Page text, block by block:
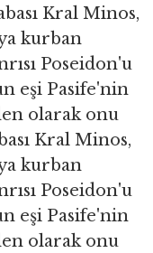
Kral Minos,
kurban
Poseidon'u
eşi Pasife'nin
olarak onu
Kral Minos,
kurban
Poseidon'u
eşi Pasife'nin
olarak onu